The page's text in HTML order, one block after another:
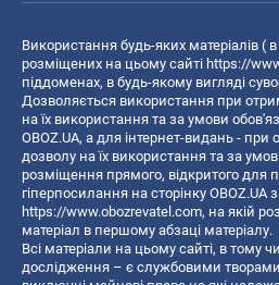
Використання будь-яких матеріалів (
розміщених на цьому сайті https://
піддоменах, в будь-якому вигляді
Дозволяється використання при
на їх використання та за умови
OBOZ.UA, а для інтернет-видань -
дозволу на їх використання та за
розміщення прямого, відкритого для
гіперпосилання на сторінку
https://www.obozrevatel.com, на якій
матеріал в першому абзаці матеріалу.
Всі матеріали на цьому сайті, в тому
дослідження – є службовими творами